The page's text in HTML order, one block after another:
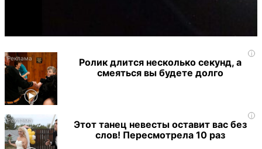
i
Ролик длится несколько секунд, а
смеяться вы будете долго
i
Этот танец невесты оставит вас без
слов! Пересмотрела 10 раз